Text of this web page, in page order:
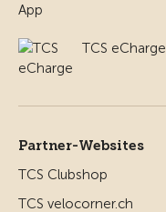
TCS eCharge
Partner-Websites
TCS Clubshop
TCS velocorner.ch